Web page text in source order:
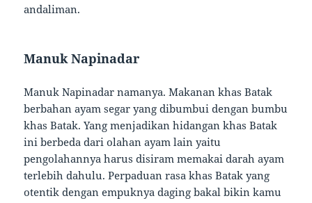
andaliman.
Manuk Napinadar
Manuk Napinadar namanya. Makanan khas Batak
berbahan ayam segar yang dibumbui dengan bumbu
khas Batak. Yang menjadikan hidangan khas Batak
ini berbeda dari olahan ayam lain yaitu
pengolahannya harus disiram memakai darah ayam
terlebih dahulu. Perpaduan rasa khas Batak yang
otentik dengan empuknya daging bakal bikin kamu